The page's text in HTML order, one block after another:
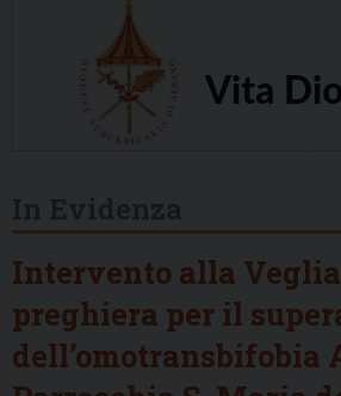
Intervento alla
preghiera per il
dell’omotransbifobia